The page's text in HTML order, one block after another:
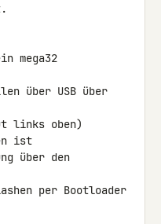
mega32
über USB über
links oben)
ist
über den
per Bootloader